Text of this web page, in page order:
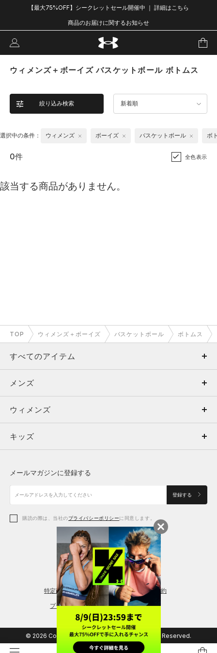
【最大75%OFF】シークレットセール開催中 ｜ 詳細はこちら
商品のお届けに関するお知らせ
ウィメンズ＋ボーイズ バスケットボール ボトムス
絞り込み検索 新着順
選択中の条件： ウィメンズ ボーイズ バスケットボール ボ
0件 全色表示
該当する商品がありません。
TOP ウィメンズ＋ボーイズ バスケットボール ボトムス
すべてのアイテム
メンズ
ウィメンズ
キッズ
アクセサリー
メンズ
トップス
ボトムス
アクセサリー
ウィメンズ
トップス
シューズ
アクセサリー
レギンス＆タイツ
キッズ
シューズ
メールマガジンに登録する
登録する
購読の際は、当社のプライバシーポリシーに同意します。
特定商取引法に基づく通販の表記 会員規約
プライバシーポリシー
© 2026 Copyright DOME Corporation. All Rights Reserved.